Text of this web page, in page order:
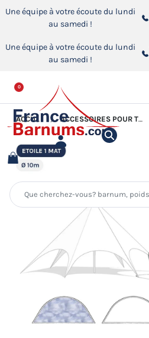
Une équipe à votre écoute du lundi
au samedi !
Une équipe à votre écoute du lundi
au samedi !
0
ACCUEIL ACCESSOIRES POUR TENTES DE RÉCEPTION